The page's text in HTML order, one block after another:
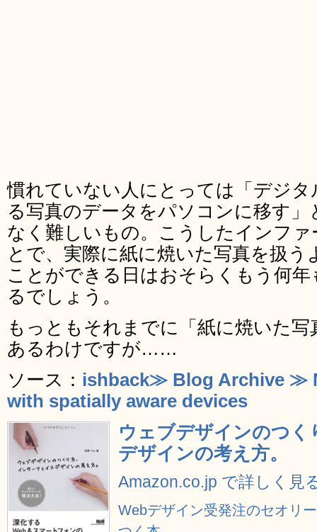
慣れていない人にとっては「デジ
る写真のデータをパソコンに移す
なく難しいもの。こうしたインフ
とで、実際に紙に焼いた写真を扱
ことができる日はおそらくもう何
るでしょう。
もっともそれまでに「紙に焼いた
あるわけですが……
ソース： ishback≫ Blog Archive ≫
with spatially aware devices
ウェブデザインのつ
デザインの考え方。
Amazon.co.jp で詳しく見
Webデザイン受発注のセオリ